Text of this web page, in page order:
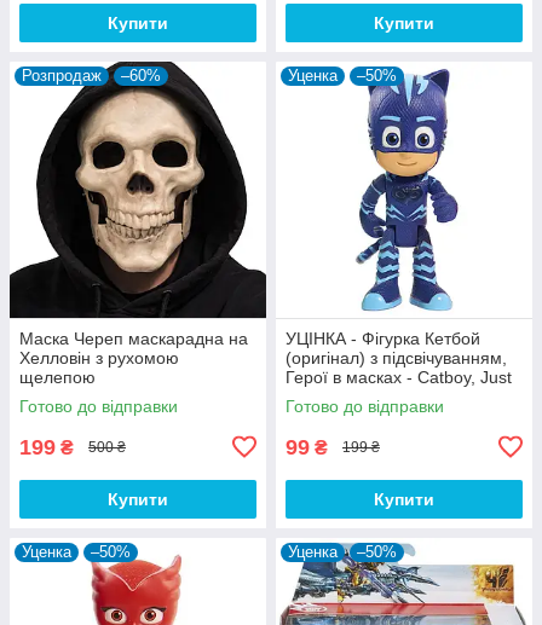
Купити Купити
Розпродаж –60%
Маска Череп маскарадна на
Хелловін з рухомою
щелепою
Готово до відправки
199 ₴ 500 ₴
Купити
Уценка –50%
УЦІНКА - Фігурка Кетбой
(оригінал) з підсвічуванням,
Герої в масках - Catboy, Just
Play
Готово до відправки
99 ₴ 199 ₴
Купити
Уценка –50% Уценка –50%